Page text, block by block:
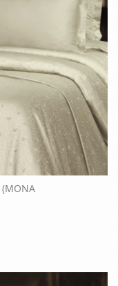
(MONA